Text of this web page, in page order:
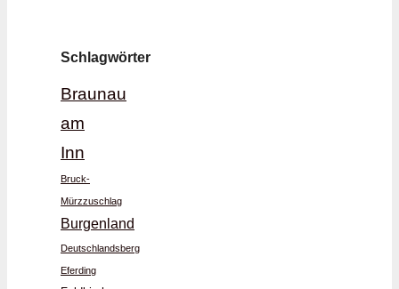
Schlagwörter
Braunau
am
Inn
Bruck-
Mürzzuschlag
Burgenland
Deutschlandsberg
Eferding